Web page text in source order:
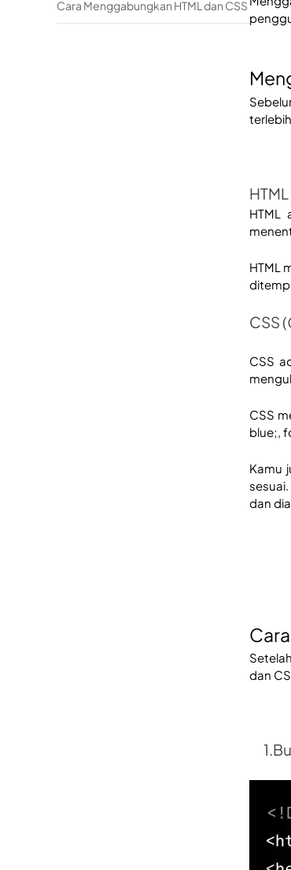
Cara Menggabungkan HTML dan CSS
HTML
HTML
HTML
CSS (
CSS
CSS
blue;,
Kamu
dan
dan